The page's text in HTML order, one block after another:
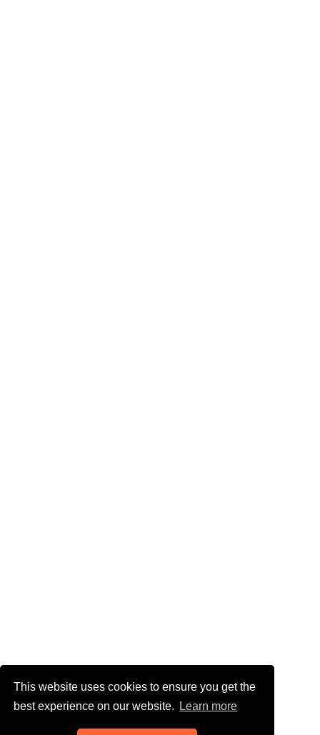
This website uses cookies to ensure you get the
best experience on our website.
Learn more